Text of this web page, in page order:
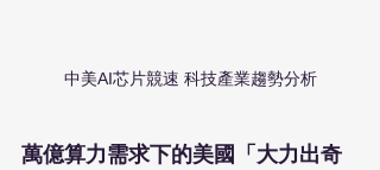
中美AI芯片競速 科技產業趨勢分析
萬億算力需求下的美國「大力出奇